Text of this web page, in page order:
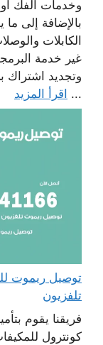
وخدمات الفك أو
بالإضافة إلى
الكابلات
غير خدمة
وتجديد اشتراك
... اقرأ المزيد
تلفزيون
فريقنا يقوم
كونترول